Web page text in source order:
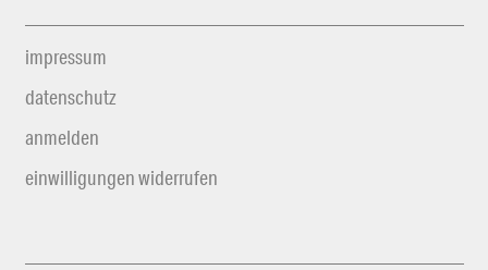
impressum
datenschutz
anmelden
einwilligungen widerrufen